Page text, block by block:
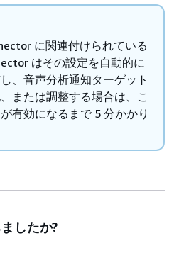
に関連付けられている
はその設定を自動的に
、音声分析通知ターゲット
または調整する場合は、こ
有効になるまで 5 分かかり
したか?